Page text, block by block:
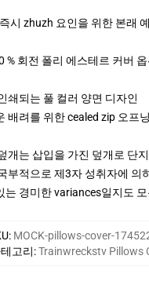
시 zhuzh 요인을 위한 본래
% 회전 폴리 에스테르 커버
쇄되는 풀 컬러 양면 디자인
배려를 위한 cealed zip 오프닝
개는 삽입을 가진 덮개로 단
부적으로 제3자 성취자에 의
는 경미한 variances일지도
: MOCK-pillows-cover-
고리:Trainwreckstv Pillows